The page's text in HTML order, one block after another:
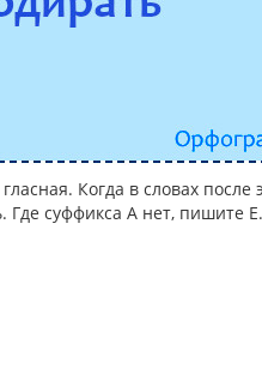
Когда в словах
Где суффикса А нет, пишите